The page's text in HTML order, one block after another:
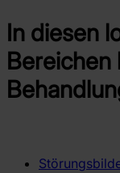
In diesen
Bereichen